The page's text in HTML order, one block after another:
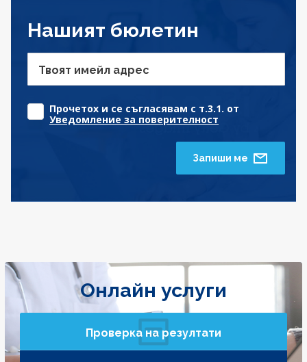
Нашият бюлетин
Твоят имейл адрес
Прочетох и се съгласявам с т.3.1. от
Уведомление за поверителност
Запиши ме
Онлайн услуги
Проверка на резултати